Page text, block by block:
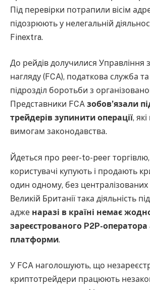
Під перевірки потрапили вісім
підозрюють у нелегальній
Finextra.
До рейдів долучилися Управління
нагляду (FCA), податкова служба
підрозділ боротьби з
Представники FCA зобов’язали
трейдерів зупинити операції,
вимогам законодавства.
Йдеться про peer-to-peer
користувачі купують і продають
один одному, без
Великій Британії така діяльність
адже наразі в країні немає
зареєстрованого P2P-оператора
платформи.
У FCA наголошують, що
криптотрейдери працюють